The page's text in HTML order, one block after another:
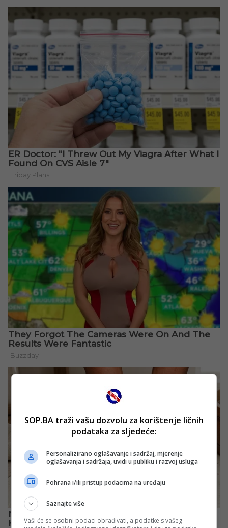
SOP.BA traži vašu dozvolu za korištenje ličnih
podataka za sljedeće:
Personalizirano oglašavanje i sadržaj, mjerenje
oglašavanja i sadržaja, uvidi u publiku i razvoj usluga
Pohrana i/ili pristup podacima na uređaju
Saznajte više
Vaši će se osobni podaci obrađivati, a podatke s vašeg